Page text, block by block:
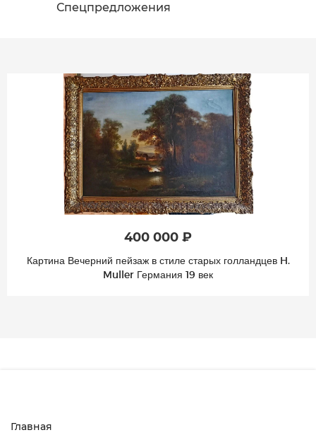
Спецпредложения
400 000 ₽
Картина Вечерний пейзаж в стиле старых голландцев H.
Muller Германия 19 век
Главная